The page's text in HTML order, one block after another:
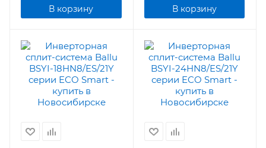
В корзину В корзину